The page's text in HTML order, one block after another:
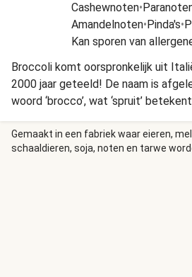
Cashewnoten•
Amandelnoten•Pinda's•
Kan sporen van
Broccoli komt oorspronkelijk uit
2000 jaar geteeld! De naam is
woord ‘brocco’, wat ‘spruit’
Gemaakt in een fabriek waar eieren,
schaaldieren, soja, noten en tarwe